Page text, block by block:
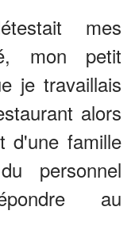
mes
mon petit
je travaillais
alors
d'une famille
personnel
au